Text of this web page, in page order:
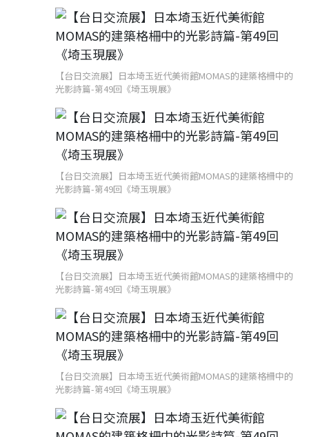
【台日交流展】日本埼玉近代美術館MOMAS的建築格柵中的
光影詩篇-第49回《埼玉現展》
【台日交流展】日本埼玉近代美術館MOMAS的建築格柵中的
光影詩篇-第49回《埼玉現展》
【台日交流展】日本埼玉近代美術館MOMAS的建築格柵中的
光影詩篇-第49回《埼玉現展》
【台日交流展】日本埼玉近代美術館MOMAS的建築格柵中的
光影詩篇-第49回《埼玉現展》